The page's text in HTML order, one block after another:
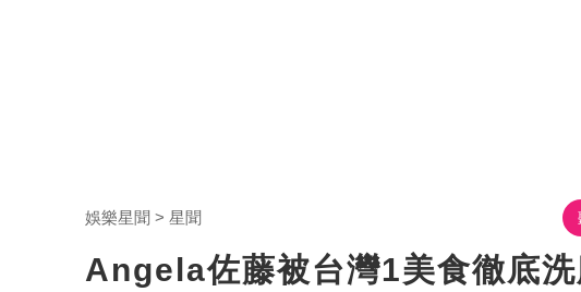
娛樂星聞 星聞
Angela佐藤被台灣1美食徹底